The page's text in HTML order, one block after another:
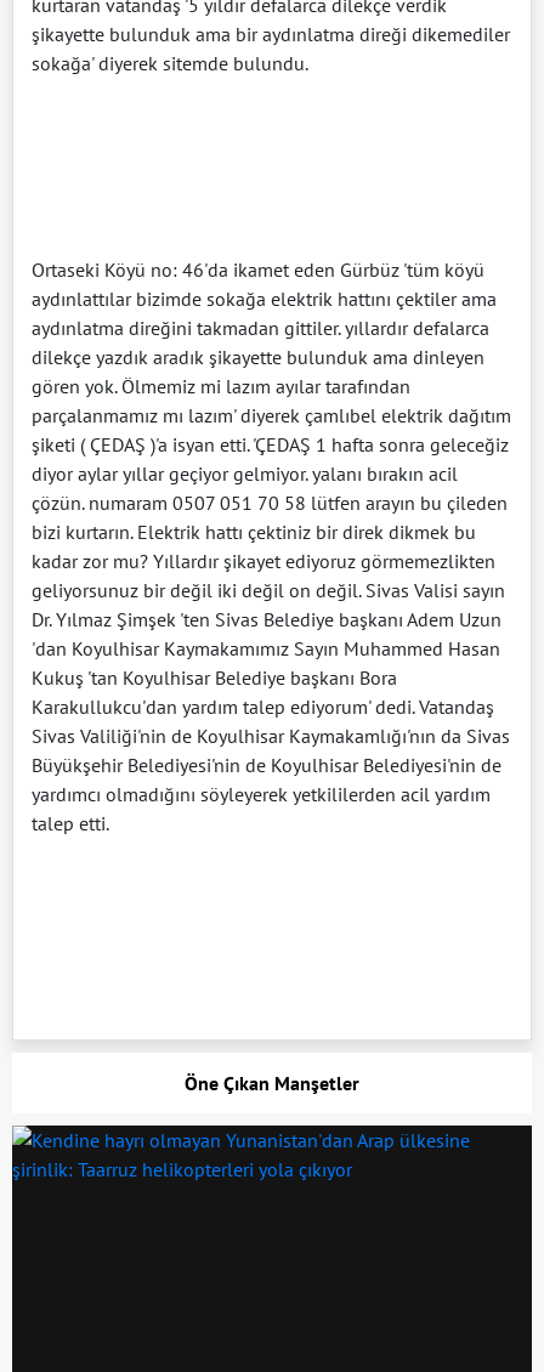
kurtaran vatandaş '5 yıldır defalarca dilekçe verdik
şikayette bulunduk ama bir aydınlatma direği dikemediler
sokağa' diyerek sitemde bulundu.
Ortaseki Köyü no: 46'da ikamet eden Gürbüz 'tüm köyü
aydınlattılar bizimde sokağa elektrik hattını çektiler ama
aydınlatma direğini takmadan gittiler. yıllardır defalarca
dilekçe yazdık aradık şikayette bulunduk ama dinleyen
gören yok. Ölmemiz mi lazım ayılar tarafından
parçalanmamız mı lazım' diyerek çamlıbel elektrik dağıtım
şiketi ( ÇEDAŞ )'a isyan etti. 'ÇEDAŞ 1 hafta sonra geleceğiz
diyor aylar yıllar geçiyor gelmiyor. yalanı bırakın acil
çözün. numaram 0507 051 70 58 lütfen arayın bu çileden
bizi kurtarın. Elektrik hattı çektiniz bir direk dikmek bu
kadar zor mu? Yıllardır şikayet ediyoruz görmemezlikten
geliyorsunuz bir değil iki değil on değil. Sivas Valisi sayın
Dr. Yılmaz Şimşek 'ten Sivas Belediye başkanı Adem Uzun
'dan Koyulhisar Kaymakamımız Sayın Muhammed Hasan
Kukuş 'tan Koyulhisar Belediye başkanı Bora
Karakullukcu'dan yardım talep ediyorum' dedi. Vatandaş
Sivas Valiliği'nin de Koyulhisar Kaymakamlığı'nın da Sivas
Büyükşehir Belediyesi'nin de Koyulhisar Belediyesi'nin de
yardımcı olmadığını söyleyerek yetkililerden acil yardım
talep etti.
Öne Çıkan Manşetler